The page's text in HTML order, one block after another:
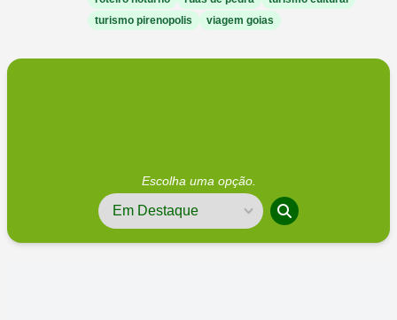
turismo pirenopolis
viagem goias
Escolha uma opção.